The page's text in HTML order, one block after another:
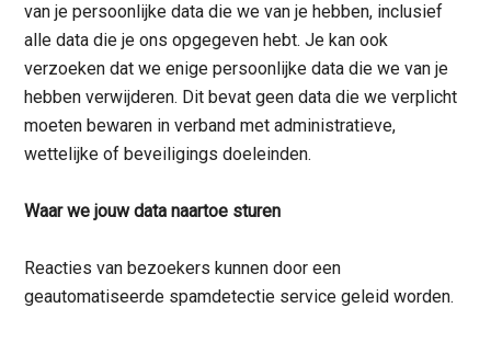
van je persoonlijke data die we van je hebben, inclusief
alle data die je ons opgegeven hebt. Je kan ook
verzoeken dat we enige persoonlijke data die we van je
hebben verwijderen. Dit bevat geen data die we verplicht
moeten bewaren in verband met administratieve,
wettelijke of beveiligings doeleinden.
Waar we jouw data naartoe sturen
Reacties van bezoekers kunnen door een
geautomatiseerde spamdetectie service geleid worden.